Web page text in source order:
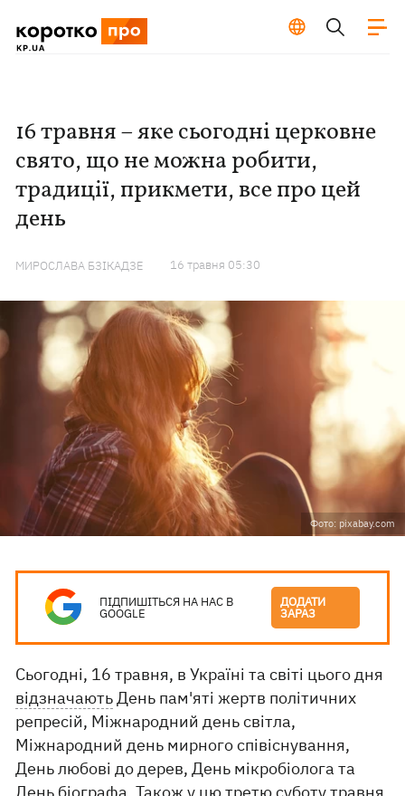
16 травня – яке сьогодні церковне
свято, що не можна робити,
традиції, прикмети, все про цей
день
МИРОСЛАВА БЗІКАДЗЕ 16 травня 05:30
Фото: pixabay.com
ПІДПИШІТЬСЯ НА НАС В
GOOGLE
ДОДАТИ
ЗАРАЗ
Сьогодні, 16 травня, в Україні та світі цього дня
відзначаютьДень пам'яті жертв політичних
репресій, Міжнародний день світла,
Міжнародний день мирного співіснування,
День любові до дерев, День мікробіолога та